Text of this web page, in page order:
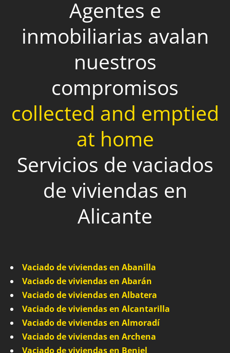
Agentes e
inmobiliarias avalan
nuestros
compromisos
collected and emptied
at home
Servicios de vaciados
de viviendas en
Alicante
Vaciado de viviendas en Abanilla
Vaciado de viviendas en Abarán
Vaciado de viviendas en Albatera
Vaciado de viviendas en Alcantarilla
Vaciado de viviendas en Almoradí
Vaciado de viviendas en Archena
Vaciado de viviendas en Beniel